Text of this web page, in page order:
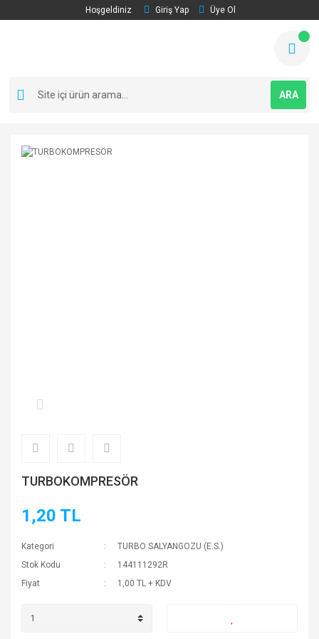
Hoşgeldiniz Giriş Yap Üye Ol
ARA
TURBOKOMPRESÖR
1,20 TL
Kategori
TURBO SALYANGOZU (E.S.)
Stok Kodu
144111292R
Fiyat
1,00 TL + KDV